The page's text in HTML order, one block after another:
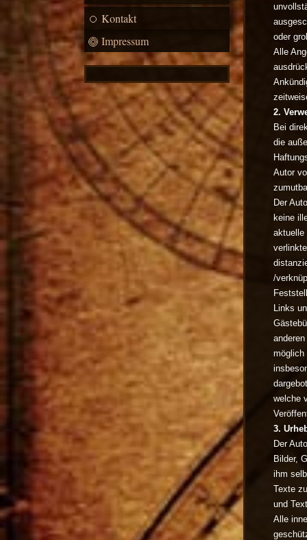
Kontakt
Impressum
oder
Alle
2.
Bei
die
Autor
Der
keine
aktuelle
/
Links
möglich
welche
3.
Der
Bilder,
ihm
Texte
und
Alle